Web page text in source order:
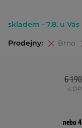
skladem - 7.8. u Vás
Prodejny: Brno
6
s
nebo